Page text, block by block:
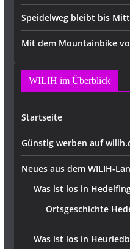
Speidelweg bleibt bis
Mit dem Mountainbike
WILIH im Überblick
Startseite
Günstig werben auf
Neues aus dem WILIH-
Was ist los in
Ortsgeschichte
Was ist los in